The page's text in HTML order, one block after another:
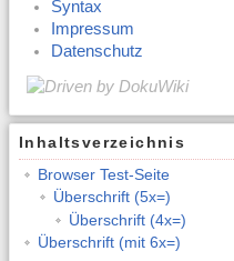
Syntax
Impressum
Datenschutz
Inhaltsverzeichnis
Browser Test-Seite
Überschrift (5x=)
Überschrift (4x=)
Überschrift (mit 6x=)